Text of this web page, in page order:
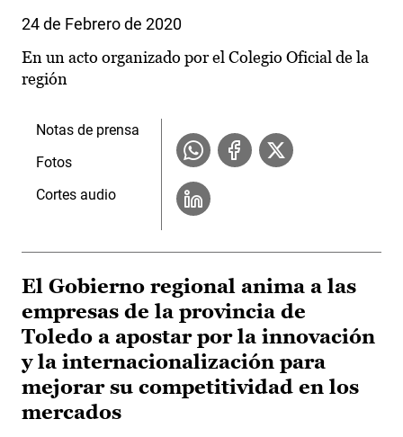
24 de Febrero de 2020
En un acto organizado por el Colegio Oficial de la
región
Notas de prensa
Fotos
Cortes audio
El Gobierno regional anima a las
empresas de la provincia de
Toledo a apostar por la innovación
y la internacionalización para
mejorar su competitividad en los
mercados